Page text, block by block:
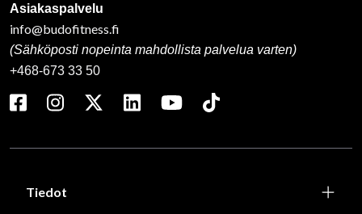
Asiakaspalvelu
info@budofitness.fi
(Sähköposti nopeinta mahdollista palvelua varten)
+468-673 33 50
Tiedot